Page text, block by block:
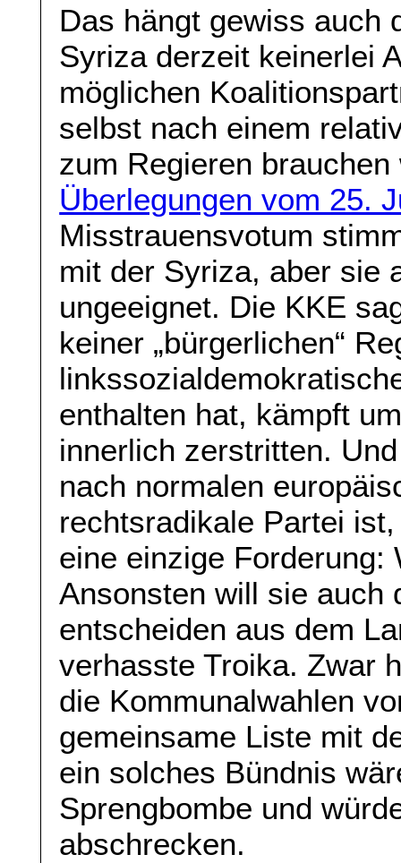
Das hängt gewiss auch
Syriza derzeit keinerlei
möglichen
selbst nach einem
zum Regieren
Überlegungen vom 25.
Misstrauensvotum
mit der Syriza, aber sie
ungeeignet. Die KKE
keiner „bürgerlichen“
enthalten hat, kämpft
innerlich zerstritten.
nach normalen
rechtsradikale Partei
eine einzige Forderung:
Ansonsten will sie auch
entscheiden aus dem
verhasste Troika. Zwar
die Kommunalwahlen
gemeinsame Liste mit
ein solches Bündnis
Sprengbombe und
abschrecken.